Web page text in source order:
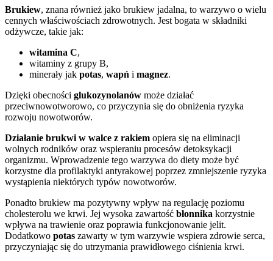
Brukiew, znana również jako brukiew jadalna, to warzywo o wielu
cennych właściwościach zdrowotnych. Jest bogata w składniki
odżywcze, takie jak:
witamina C,
witaminy z grupy B,
minerały jak potas, wapń i magnez.
Dzięki obecności glukozynolanów może działać
przeciwnowotworowo, co przyczynia się do obniżenia ryzyka
rozwoju nowotworów.
Działanie brukwi w walce z rakiem opiera się na eliminacji
wolnych rodników oraz wspieraniu procesów detoksykacji
organizmu. Wprowadzenie tego warzywa do diety może być
korzystne dla profilaktyki antyrakowej poprzez zmniejszenie ryzyka
wystąpienia niektórych typów nowotworów.
Ponadto brukiew ma pozytywny wpływ na regulację poziomu
cholesterolu we krwi. Jej wysoka zawartość błonnika korzystnie
wpływa na trawienie oraz poprawia funkcjonowanie jelit.
Dodatkowo potas zawarty w tym warzywie wspiera zdrowie serca,
przyczyniając się do utrzymania prawidłowego ciśnienia krwi.